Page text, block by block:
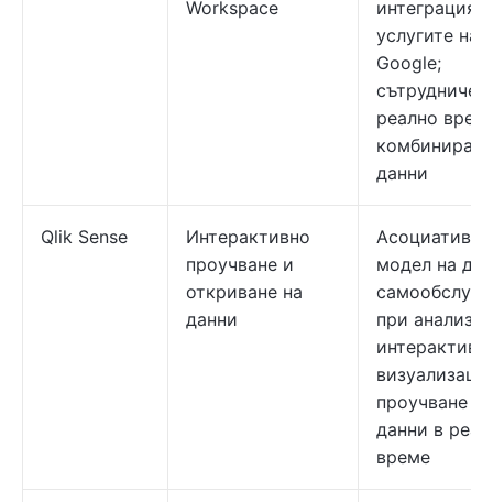
Workspace
интеграция с
услугите на
Google;
реално
данни
Qlik Sense
Интерактивно
проучване и
откриване на
данни
Асоциативен
модел на
при анализи;
проучване на
данни в
време